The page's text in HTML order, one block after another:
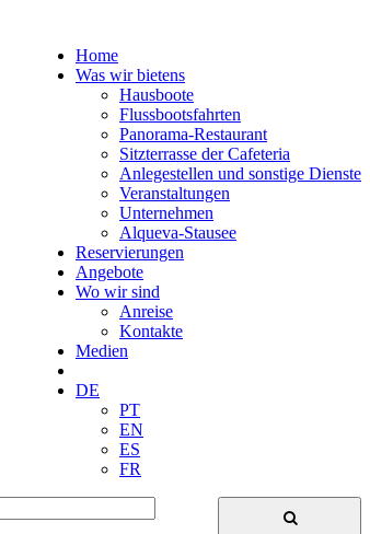
Home
Was wir bietens
Hausboote
Flussbootsfahrten
Panorama-Restaurant
Sitzterrasse der Cafeteria
Anlegestellen und sonstige Dienste
Veranstaltungen
Unternehmen
Alqueva-Stausee
Reservierungen
Angebote
Wo wir sind
Anreise
Kontakte
Medien
DE
PT
EN
ES
FR